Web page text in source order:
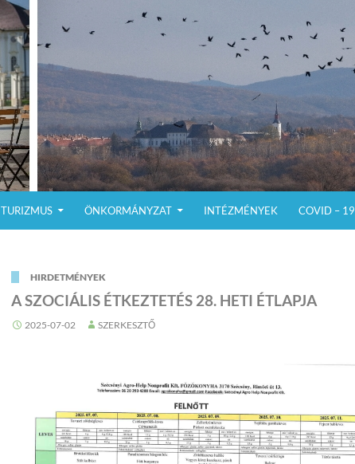
TURIZMUS ÖNKORMÁNYZAT INTÉZMÉNYEK COVID – 19
HIRDETMÉNYEK
A SZOCIÁLIS ÉTKEZTETÉS 28. HETI ÉTLAPJA
2025-07-02 SZERKESZTŐ